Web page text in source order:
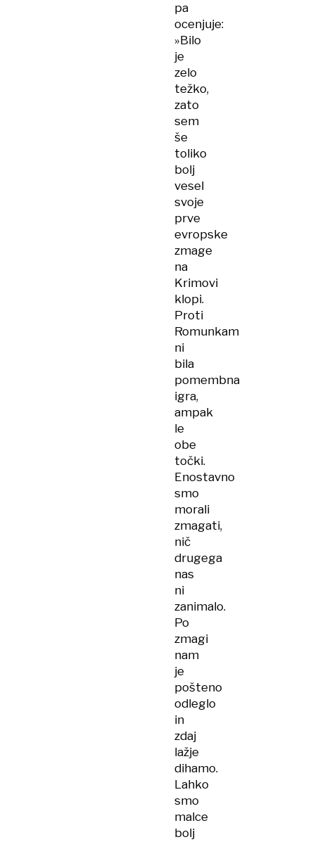
pa
ocenjuje:
»Bilo
je
zelo
težko,
zato
sem
še
toliko
bolj
vesel
svoje
prve
evropske
zmage
na
Krimovi
klopi.
Proti
Romunkam
ni
bila
pomembna
igra,
ampak
le
obe
točki.
Enostavno
smo
morali
zmagati,
nič
drugega
nas
ni
zanimalo.
Po
zmagi
nam
je
pošteno
odleglo
in
zdaj
lažje
dihamo.
Lahko
smo
malce
bolj